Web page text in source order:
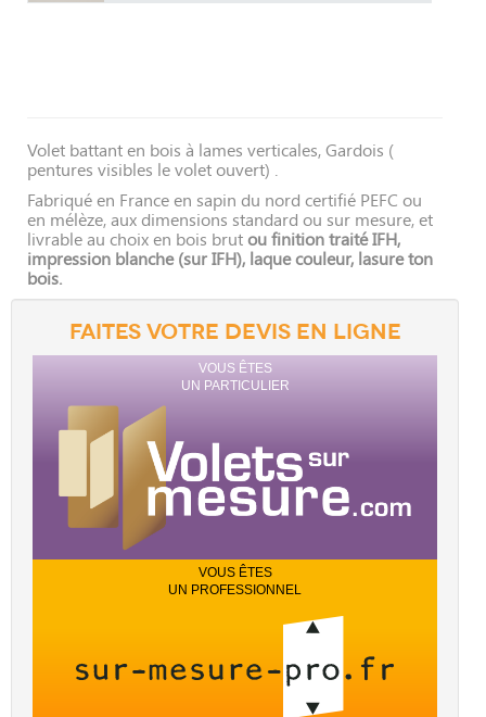
Volet battant en bois à lames verticales, Gardois (
pentures visibles le volet ouvert) .
Fabriqué en France en sapin du nord certifié PEFC ou
en mélèze, aux dimensions standard ou sur mesure, et
livrable au choix en bois brut ou finition traité IFH,
impression blanche (sur IFH), laque couleur, lasure ton
bois.
FAITES VOTRE DEVIS EN LIGNE
VOUS ÊTES
UN PARTICULIER
VOUS ÊTES
UN PROFESSIONNEL